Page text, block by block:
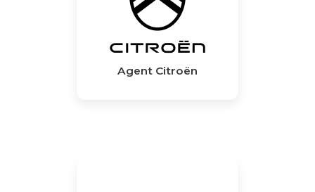
Agent Citroën